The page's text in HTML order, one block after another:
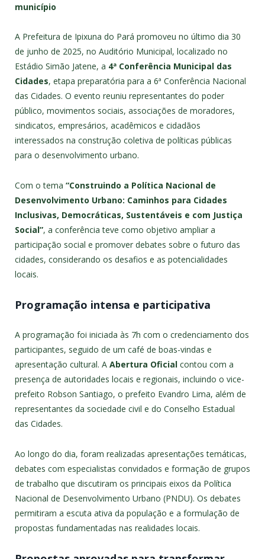
município
A Prefeitura de Ipixuna do Pará promoveu no último dia 30
de junho de 2025, no Auditório Municipal, localizado no
Estádio Simão Jatene, a 4ª Conferência Municipal das
Cidades, etapa preparatória para a 6ª Conferência Nacional
das Cidades. O evento reuniu representantes do poder
público, movimentos sociais, associações de moradores,
sindicatos, empresários, acadêmicos e cidadãos
interessados na construção coletiva de políticas públicas
para o desenvolvimento urbano.
Com o tema “Construindo a Política Nacional de
Desenvolvimento Urbano: Caminhos para Cidades
Inclusivas, Democráticas, Sustentáveis e com Justiça
Social”, a conferência teve como objetivo ampliar a
participação social e promover debates sobre o futuro das
cidades, considerando os desafios e as potencialidades
locais.
Programação intensa e participativa
A programação foi iniciada às 7h com o credenciamento dos
participantes, seguido de um café de boas-vindas e
apresentação cultural. A Abertura Oficial contou com a
presença de autoridades locais e regionais, incluindo o vice-
prefeito Robson Santiago, o prefeito Evandro Lima, além de
representantes da sociedade civil e do Conselho Estadual
das Cidades.
Ao longo do dia, foram realizadas apresentações temáticas,
debates com especialistas convidados e formação de grupos
de trabalho que discutiram os principais eixos da Política
Nacional de Desenvolvimento Urbano (PNDU). Os debates
permitiram a escuta ativa da população e a formulação de
propostas fundamentadas nas realidades locais.